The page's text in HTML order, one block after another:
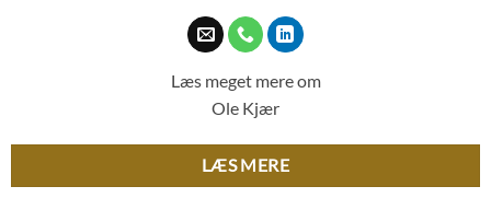
Læs meget mere om
Ole Kjær
LÆS MERE